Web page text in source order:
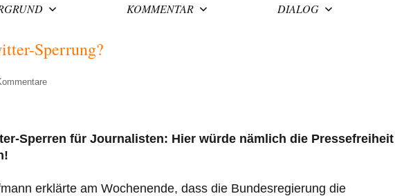
KOMMENTAR DIALOG
Sperrung?
Sperren für Journalisten: Hier würde nämlich die Pressefreiheit
erklärte am Wochenende, dass die Bundesregierung die